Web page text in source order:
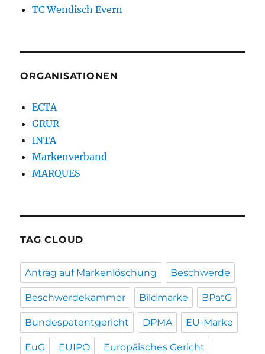
TC Wendisch Evern
ORGANISATIONEN
ECTA
GRUR
INTA
Markenverband
MARQUES
TAG CLOUD
Antrag auf Markenlöschung Beschwerde
Beschwerdekammer Bildmarke BPatG
Bundespatentgericht DPMA EU-Marke
EuG EUIPO Europäisches Gericht